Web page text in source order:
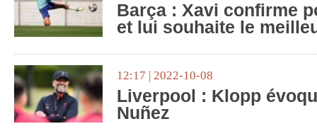
Barça : Xavi confirme
et lui souhaite le
12:17 | 2022-10-08
Liverpool : Klopp
Nuñez